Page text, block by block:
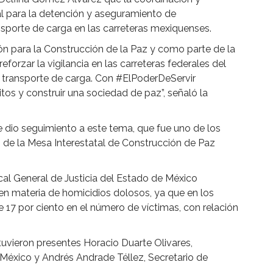
la detención y aseguramiento de
de carga en las carreteras mexiquenses.
para la Construcción de la Paz y como parte de la
la vigilancia en las carreteras federales del
de carga. Con #ElPoderDeServir
y construir una sociedad de paz”, señaló la
dio seguimiento a este tema, que fue uno de los
la Mesa Interestatal de Construcción de Paz
General de Justicia del Estado de México
materia de homicidios dolosos, ya que en los
por ciento en el número de víctimas, con relación
presentes Horacio Duarte Olivares,
y Andrés Andrade Téllez, Secretario de